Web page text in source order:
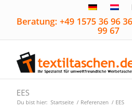
Beratung: +49 1575 36 96
99 67
EES
Du bist hier: Startseite / Referenzen / EES